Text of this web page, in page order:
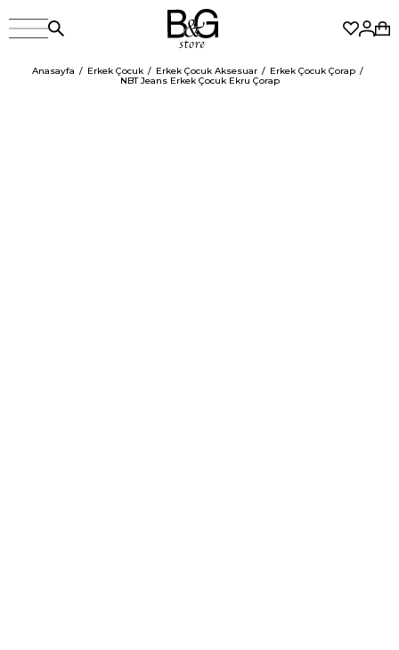
Anasayfa Erkek Çocuk Erkek Çocuk Aksesuar
Erkek Çocuk Çorap
NBT Jeans Erkek Çocuk Ekru Çorap